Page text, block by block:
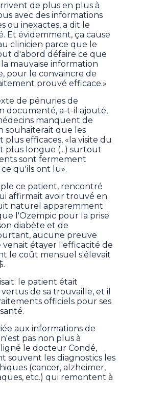
de plus en plus à
avec des informations
ou inexactes, a dit le
Et évidemment, ça cause
clinicien parce que le
d'abord défaire ce que
mauvaise information
pour le convaincre de
prouvé efficace.»
de pénuries de
documenté, a-t-il ajouté,
manquent de
souhaiterait que les
plus efficaces, «la visite du
plus longue (...) surtout
sont fermement
qu'ils ont lu».
ce patient, rencontré
affirmait avoir trouvé en
naturel apparemment
l'Ozempic pour la prise
diabète et de
aucune preuve
venait étayer l'efficacité de
le coût mensuel s'élevait
le patient était
de sa trouvaille, et il
officiels pour ses
aux informations de
pas non plus à
le docteur Condé,
souvent les diagnostics les
(cancer, alzheimer,
etc.) qui remontent à